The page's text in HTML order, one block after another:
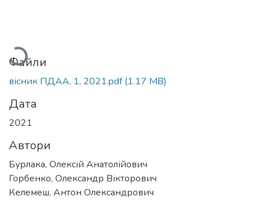
Вантажиться...
Файли
вісник ПДАА, 1, 2021.pdf(1.17 MB)
Дата
2021
Автори
Бурлака, Олексій Анатолійович
Горбенко, Олександр Вікторович
Келемеш, Антон Олександрович